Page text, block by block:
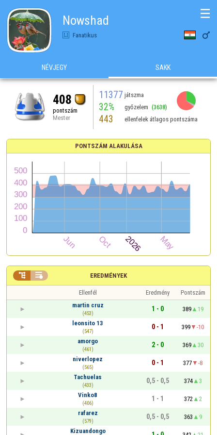
Nowshad
Fanatikus 
☰
NÉVJEGY SAKK
408
pontszám
Mester
11377 játszma
32% győzelem (3638)
443 ellenfelek átlagos pontszáma
PONTSZÁM ALAKULÁSA
EREDMÉNYEK
 
Ellenfél Eredmény
Pontszám
martin cruz
(453)
1 - 0 389
19
leonsito 13
(547)
0 - 1 399
-10
amorgo
(461)
2 - 0 369
30
niverlopez
(565)
0 - 1 377
-8
Tachuelas
(433)
0,5 - 0,5 374
3
Vinko8
(406)
1 - 1 372
2
rafarez
(579)
0,5 - 0,5 363
9
Kizuandongo